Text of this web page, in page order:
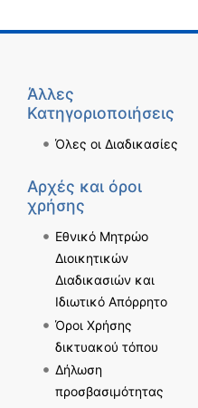
Άλλες
Κατηγοριοποιήσεις
Όλες οι Διαδικασίες
Αρχές και όροι
χρήσης
Εθνικό Μητρώο
Διοικητικών
Διαδικασιών και
Ιδιωτικό Απόρρητο
Όροι Χρήσης
δικτυακού τόπου
Δήλωση
προσβασιμότητας